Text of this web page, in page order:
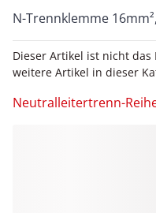
N-Trennklemme
Dieser Artikel ist nicht das
weitere Artikel in dieser
Neutralleitertrenn-